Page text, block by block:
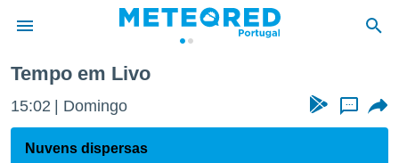
da
foi
Tempo em Livo
15:02 Domingo ...
Nuvens dispersas